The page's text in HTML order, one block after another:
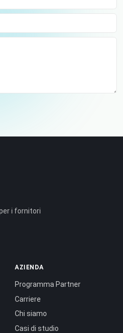
i fornitori
AZIENDA
Programma Partner
Carriere
Chi siamo
Casi di studio